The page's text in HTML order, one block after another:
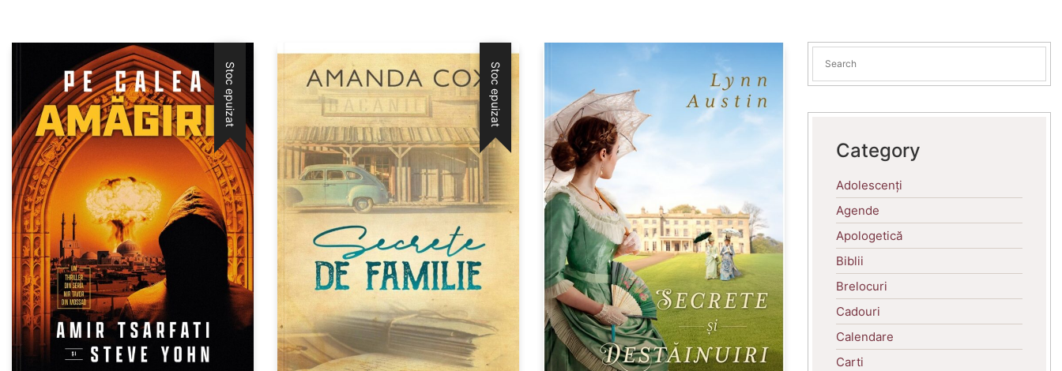
Stoc epuizat Stoc epuizat
Category
Adolescenți
Agende
Apologetică
Biblii
Brelocuri
Cadouri
Calendare
Carti